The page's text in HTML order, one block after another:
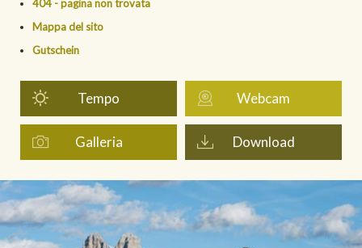
404 - pagina non trovata
Mappa del sito
Gutschein
Tempo Webcam
Galleria Download